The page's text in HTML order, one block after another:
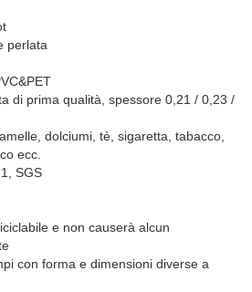
perlata
di prima qualità, spessore 0,21 / 0,23 /
dolciumi, tè, sigaretta, tabacco,
ecc.
SGS
e non causerà alcun
con forma e dimensioni diverse a